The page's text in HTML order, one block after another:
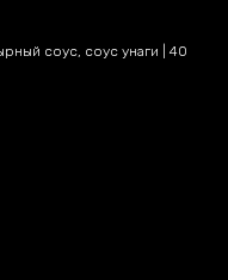
соус, соус унаги | 40